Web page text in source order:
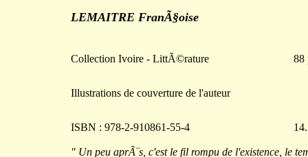
LEMAITRE FranÃ§oise
Collection Ivoire - LittÃ©rature 88
Illustrations de couverture de l'auteur
ISBN : 978-2-910861-55-4
" Un peu aprÃ¨s, c'est le fil rompu de l'existence, le